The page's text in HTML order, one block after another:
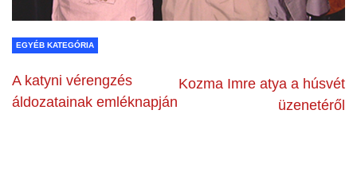
EGYÉB KATEGÓRIA
A katyni vérengzés
áldozatainak emléknapján
Kozma Imre atya a húsvét
üzenetéről